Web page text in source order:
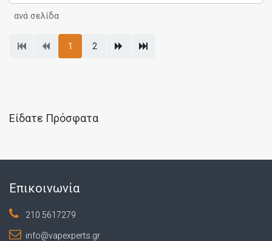
ανά σελίδα
1 2
Είδατε Πρόσφατα
Επικοινωνία
210 5617279
info@vapexperts.gr